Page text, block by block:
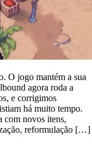
O jogo mantém a sua
agora roda a
e corrigimos
há muito tempo.
com novos itens,
reformulação […]